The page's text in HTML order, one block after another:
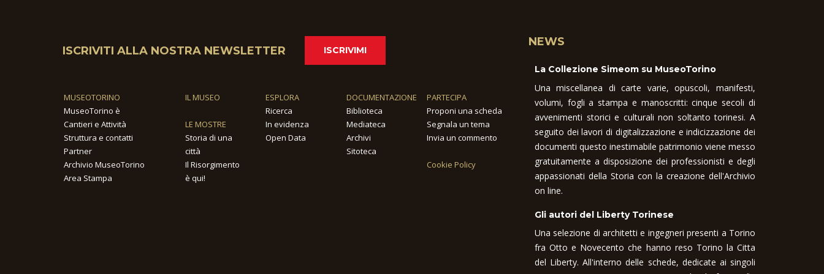
ISCRIVITI ALLA NOSTRA NEWSLETTER ISCRIVIMI
MUSEOTORINO
MuseoTorino è
Cantieri e Attività
Struttura e contatti
Partner
Archivio MuseoTorino
Area Stampa
IL MUSEO
LE MOSTRE
Storia di una
città
Il Risorgimento
è qui!
ESPLORA
Ricerca
In evidenza
Open Data
DOCUMENTAZIONE
Biblioteca
Mediateca
Archivi
Sitoteca
PARTECIPA
Proponi una scheda
Segnala un tema
Invia un commento
Cookie Policy
NEWS
La Collezione Simeom su MuseoTorino
Una miscellanea di carte varie, opuscoli, manifesti,
volumi, fogli a stampa e manoscritti: cinque secoli di
avvenimenti storici e culturali non soltanto torinesi. A
seguito dei lavori di digitalizzazione e indicizzazione dei
documenti questo inestimabile patrimonio viene messo
gratuitamente a disposizione dei professionisti e degli
appassionati della Storia con la creazione dell'Archivio
on line.
Gli autori del Liberty Torinese
Una selezione di architetti e ingegneri presenti a Torino
fra Otto e Novecento che hanno reso Torino la Citta
del Liberty. All'interno delle schede, dedicate ai singoli